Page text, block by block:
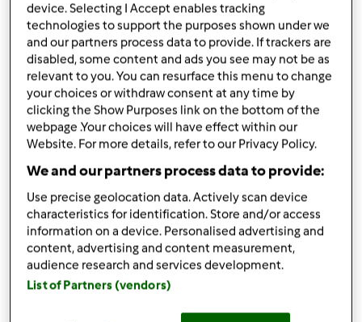
condividi la ricetta
Crea variante
Ingredienti
Ad esempio: per l’impasto
1kgfettafunghi
500gpatate
3fogliealloro
3
foglie
basilico
device. Selecting I Accept enables tracking
technologies to support the purposes shown under we
and our partners process data to provide. If trackers are
disabled, some content and ads you see may not be as
relevant to you. You can resurface this menu to change
your choices or withdraw consent at any time by
clicking the Show Purposes link on the bottom of the
webpage .Your choices will have effect within our
Website. For more details, refer to our Privacy Policy.
We and our partners process data to provide:
Use precise geolocation data. Actively scan device
characteristics for identification. Store and/or access
information on a device. Personalised advertising and
content, advertising and content measurement,
audience research and services development.
List of Partners (vendors)